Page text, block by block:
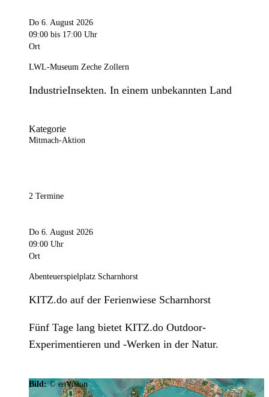
Do 6. August 2026
09:00 bis 17:00 Uhr
Ort
LWL-Museum Zeche Zollern
IndustrieInsekten. In einem unbekannten Land
Kategorie
Mitmach-Aktion
2 Termine
Do 6. August 2026
09:00 Uhr
Ort
Abenteuerspielplatz Scharnhorst
KITZ.do auf der Ferienwiese Scharnhorst
Fünf Tage lang bietet KITZ.do Outdoor-
Experimentieren und -Werken in der Natur.
Bild:© eoVision